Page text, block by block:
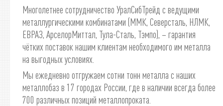
Многолетнее сотрудничество УралСибТрейд с ведущими
металлургическими комбинатами (ММК, Северсталь, НЛМК,
ЕВРАЗ, АрселорМиттал, Тула-Сталь, Тэмпо), – гарантия
чётких поставок нашим клиентам необходимого им металла
на выгодных условиях.
Мы ежедневно отгружаем сотни тонн металла с наших
металлобаз в 17 городах России, где в наличии всегда более
700 различных позиций металлопроката.